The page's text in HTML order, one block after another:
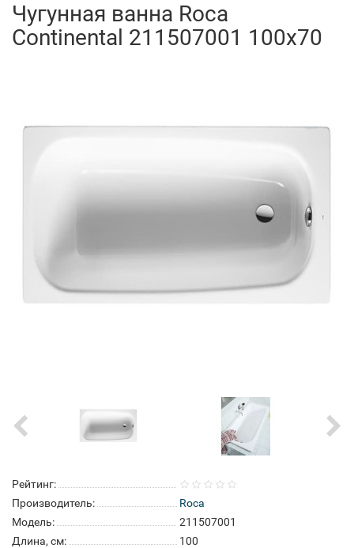
Чугунная ванна Roca
Continental 211507001 100x70
Рейтинг:
Производитель:
Roca
Модель:
211507001
Длина, см:
100